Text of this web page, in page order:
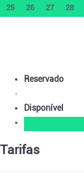
25 26 27 28
Reservado
Disponível
Tarifas